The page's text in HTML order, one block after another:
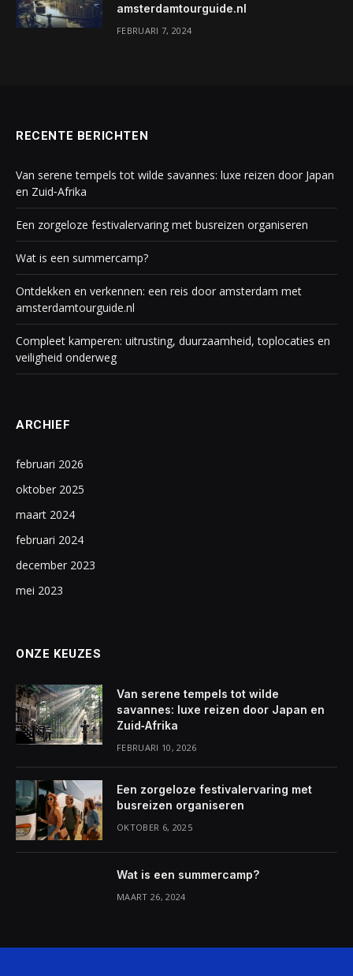
amsterdamtourguide.nl
FEBRUARI 7, 2024
RECENTE BERICHTEN
Van serene tempels tot wilde savannes: luxe reizen door Japan
en Zuid‑Afrika
Een zorgeloze festivalervaring met busreizen organiseren
Wat is een summercamp?
Ontdekken en verkennen: een reis door amsterdam met
amsterdamtourguide.nl
Compleet kamperen: uitrusting, duurzaamheid, toplocaties en
veiligheid onderweg
ARCHIEF
februari 2026
oktober 2025
maart 2024
februari 2024
december 2023
mei 2023
ONZE KEUZES
Van serene tempels tot wilde
savannes: luxe reizen door Japan en
Zuid‑Afrika
FEBRUARI 10, 2026
Een zorgeloze festivalervaring met
busreizen organiseren
OKTOBER 6, 2025
Wat is een summercamp?
MAART 26, 2024